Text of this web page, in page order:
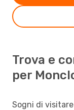
Trova e
per
Sogni di visitare